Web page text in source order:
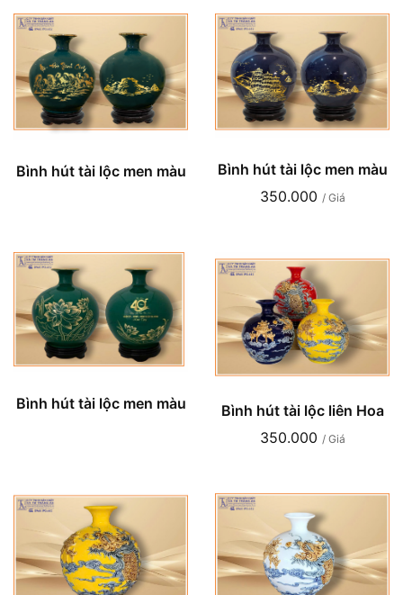
Bình hút tài lộc men màu
Bình hút tài lộc men màu
350.000 / Giá
Bình hút tài lộc men màu
Bình hút tài lộc liên Hoa
350.000 / Giá